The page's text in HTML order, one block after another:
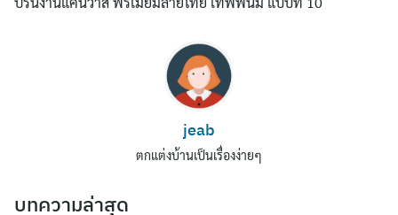
jeab
ตกแต่งบ้านเป็นเรื่องง่ายๆ
บทความล่าสุด